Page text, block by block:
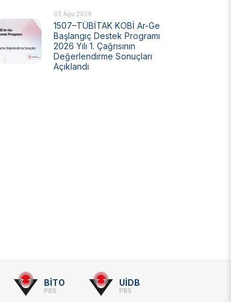
03 Ağu 2026
1507–TÜBİTAK KOBİ Ar-Ge
Başlangıç Destek Programı
2026 Yılı 1. Çağrısının
Değerlendirme Sonuçları
Açıklandı
BİTO
PBS
UİDB
PBS